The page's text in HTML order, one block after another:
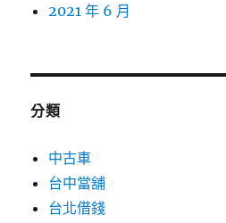
2021 年 6 月
分類
中古車
台中當舖
台北借錢